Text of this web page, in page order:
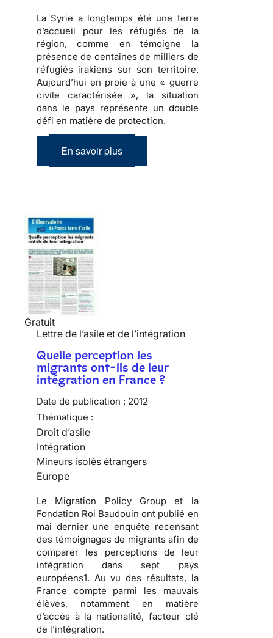
La Syrie a longtemps été une terre
d’accueil pour les réfugiés de la
région, comme en témoigne la
présence de centaines de milliers de
réfugiés irakiens sur son territoire.
Aujourd’hui en proie à une « guerre
civile caractérisée », la situation
dans le pays représente un double
défi en matière de protection.
En savoir plus
Gratuit
Lettre de l’asile et de l’intégration
Quelle perception les
migrants ont-ils de leur
intégration en France ?
Date de publication : 2012
Thématique :
Droit d’asile
Intégration
Mineurs isolés étrangers
Europe
Le Migration Policy Group et la
Fondation Roi Baudouin ont publié en
mai dernier une enquête recensant
des témoignages de migrants afin de
comparer les perceptions de leur
intégration dans sept pays
européens1. Au vu des résultats, la
France compte parmi les mauvais
élèves, notamment en matière
d’accès à la nationalité, facteur clé
de l’intégration.